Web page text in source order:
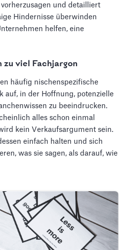
und detailliert
Hindernisse überwinden
helfen, eine
viel Fachjargon
häufig nischenspezifische
auf, in der Hoffnung, potenzielle
zu beeindrucken.
alles schon einmal
kein Verkaufsargument sein.
einfach halten und sich
was sie sagen, als darauf, wie